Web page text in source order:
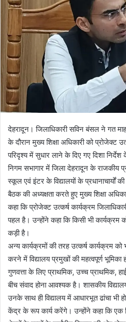
e
m
देहरादून। जिलाधिकारी सविन बंसल ने गत
के दौरान मुख्य शिक्षा अधिकारी को प्रोजेक्ट
परिदृश्य में सुधार लाने के दिए गए दिशा
निगम सभागार में जिला देहरादून के राजकीय
स्कूल एवं इंटर के विद्यालयों के
बैठक की अध्यक्षता करते हुए मुख्य शिक्षा
कहा कि प्रोजेक्ट उत्कर्ष कार्यक्रम
पहल है। उन्होंने कहा कि किसी भी कार्यक्रम
कड़ी है।
अन्य कार्यक्रमों की तरह उत्कर्ष कार्यक्रम को
करने में विद्यालय प्रमुखों की महत्वपूर्ण भूमिका
गुणवत्ता के लिए प्राथमिक, उच्च प्राथमिक,
बीच संवाद होना आवश्यक है। शासकीय
उनके साथ ही विद्यालय में आधारभूत ढांचा भी
केंद्र के रूप कार्य करेंगे। उन्होंने कहा कि एक